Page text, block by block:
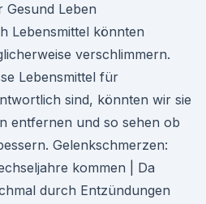
Gesund Leben
Lebensmittel könnten
verschlimmern.
Lebensmittel für
sind, könnten wir sie
entfernen und so sehen ob
Gelenkschmerzen:
kommen | Da
durch Entzündungen